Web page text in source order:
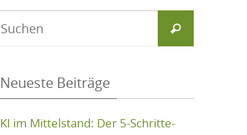
Suchen
Neueste Beiträge
KI im Mittelstand: Der 5-Schritte-